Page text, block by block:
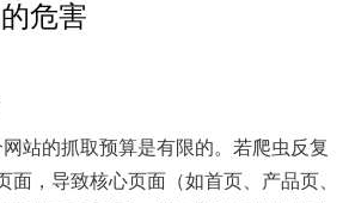
危害
站的抓取预算是有限的。若爬虫反复
面，导致核心页面（如首页、产品页、